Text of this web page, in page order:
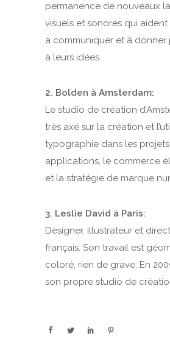
permanence de nouveaux
visuels et sonores qui
à communiquer et à donner
à leurs idées.
2. Bolden à Amsterdam:
Le studio de création
très axé sur la création et
typographie dans les
applications, le commerce
et la stratégie de marque
3. Leslie David à Paris:
Designer, illustrateur et
français. Son travail est
coloré, rien de grave. En
son propre studio de